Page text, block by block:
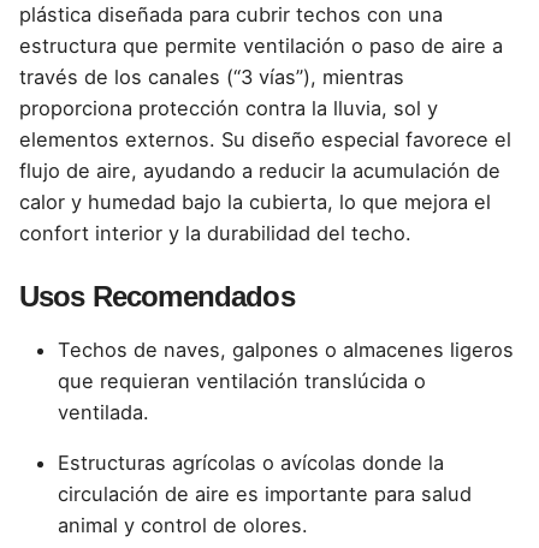
plástica diseñada para cubrir techos con una
estructura que permite ventilación o paso de aire a
través de los canales (“3 vías”), mientras
proporciona protección contra la lluvia, sol y
elementos externos. Su diseño especial favorece el
flujo de aire, ayudando a reducir la acumulación de
calor y humedad bajo la cubierta, lo que mejora el
confort interior y la durabilidad del techo.
Usos Recomendados
Techos de naves, galpones o almacenes ligeros
que requieran ventilación translúcida o
ventilada.
Estructuras agrícolas o avícolas donde la
circulación de aire es importante para salud
animal y control de olores.